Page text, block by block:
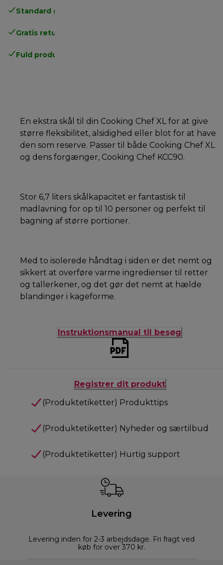
Standard gratis levering
Gratis returneringer
Fuld producentgaranti
En ekstra skål til din Cooking Chef XL for at give
større fleksibilitet, alsidighed eller blot for at have
den som reserve. Passer til både Cooking Chef XL
og dens forgænger, Cooking Chef KCC90.
Stor 6,7 liters skålkapacitet er fantastisk til
madlavning for op til 10 personer og perfekt til
bagning af større portioner.
Med to isolerede håndtag i siden er det nemt og
sikkert at overføre varme ingredienser til retter
og tallerkener, og det gør det nemt at hælde
blandinger i kageforme.
Instruktionsmanual til besøg
Registrer dit produkt
(Produktetiketter) Produkttips
(Produktetiketter) Nyheder og særtilbud
(Produktetiketter) Hurtig support
Levering
Levering inden for 2-3 arbejdsdage. Fri fragt ved
køb for over 370 kr.